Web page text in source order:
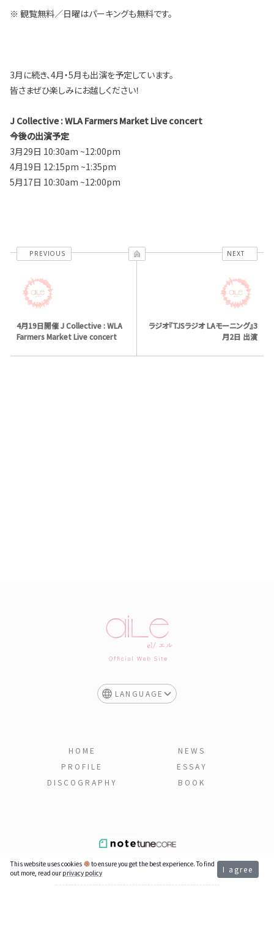
※ 観覧無料／日曜はパーキングも無料です。
3月に続き、4月・5月も出演を予定しています。
皆さまぜひ楽しみにお越しください！
J Collective : WLA Farmers Market Live concert
今後の出演予定
3月29日 10:30am ~12:00pm
4月19日 12:15pm ~1:35pm
5月17日 10:30am ~12:00pm
PREVIOUS
4月19日開催 J Collective : WLA
Farmers Market Live concert
NEXT
ラジオ『TJSラジオ LAモーニング』3
月2日 出演
LANGUAGE
HOME
NEWS
PROFILE
ESSAY
DISCOGRAPHY
BOOK
This website uses cookies
to ensure you get the best experience. To find
out more, read our privacy policy I agree